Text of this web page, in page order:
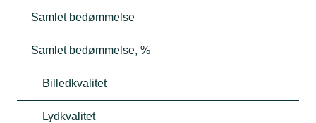
Samlet bedømmelse
Samlet bedømmelse, %
Billedkvalitet
Lydkvalitet